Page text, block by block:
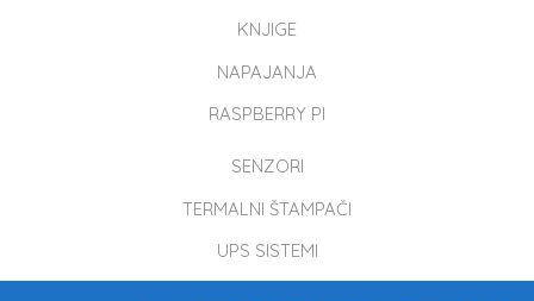
KNJIGE
NAPAJANJA
RASPBERRY PI
SENZORI
TERMALNI ŠTAMPAČI
UPS SISTEMI